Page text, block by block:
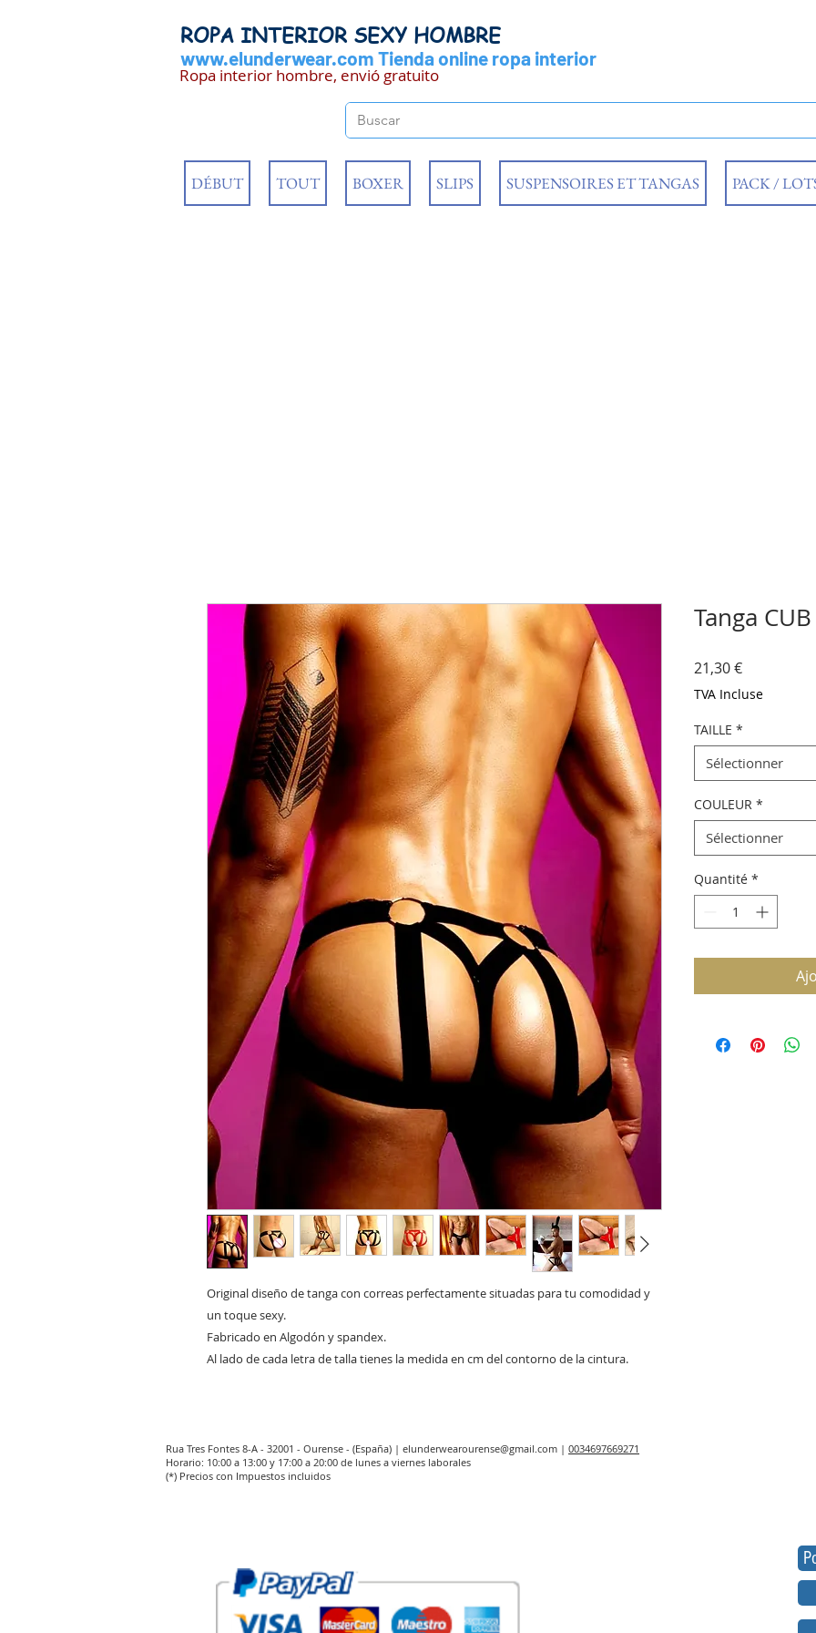
ROPA INTERIOR SEXY HOMBRE
www.elunderwear.com Tienda online ropa interior
Ropa interior hombre, envió gratuito
DÉBUT TOUT BOXER SLIPS SUSPENSOIRES ET TANGAS PACK /
Original diseño de tanga con correas perfectamente situadas para tu comodidad y
un toque sexy.
Fabricado en Algodón y spandex.
Al lado de cada letra de talla tienes la medida en cm del contorno de la cintura.
Tanga CUB
21,30 €Prix
TVA Incluse
TAILLE *
Sélectionner
COULEUR *
Sélectionner
Quantité *
Rua Tres Fontes 8-A - 32001 - Ourense - (España) | elunderwearourense@gmail.com | 0034697669271
Horario: 10:00 a 13:00 y 17:00 a 20:00 de lunes a viernes laborales
(*) Precios con Impuestos incluidos